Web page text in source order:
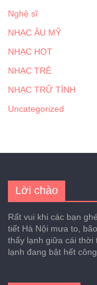
Nghệ sĩ
NHẠC ÂU MỸ
NHẠC HOT
NHẠC TRẺ
NHẠC TRỮ TÌNH
Uncategorized
Lời chào
Rất vui khi các bạn
tiết Hà Nội mưa to,
thấy lạnh giữa cái thời
lạnh đang bật hết